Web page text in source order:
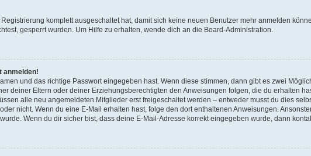
komplett ausgeschaltet hat, damit sich keine neuen Benutzer mehr anmelden
gesperrt wurden. Um Hilfe zu erhalten, wende dich an die Board-Administration.
anmelden!
und das richtige Passwort eingegeben hast. Wenn diese stimmen, dann gibt es zwei
deiner Eltern oder deiner Erziehungsberechtigten den Anweisungen folgen, die du erhalten
alle neu angemeldeten Mitglieder erst freigeschaltet werden – entweder musst du dies
nicht. Wenn du eine E-Mail erhalten hast, folge den dort enthaltenen Anweisungen.
Wenn du dir sicher bist, dass deine E-Mail-Adresse korrekt eingegeben wurde, dann